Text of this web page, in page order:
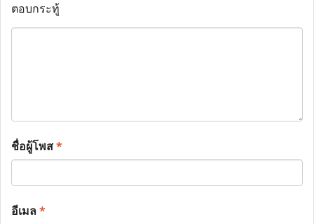
ตอบกระทู้
ชื่อผู้โพส*
อีเมล*